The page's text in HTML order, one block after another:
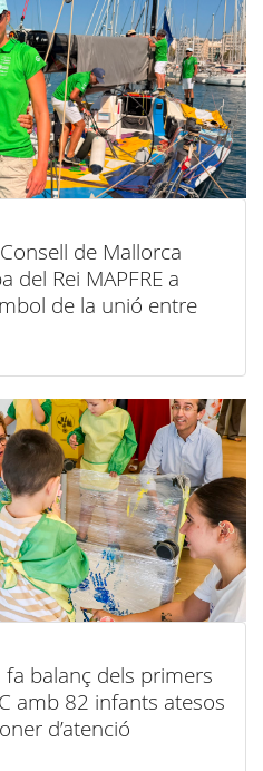
de Mallorca
del Rei MAPFRE a
de la unió entre
fa balanç dels primers
amb 82 infants atesos
d’atenció